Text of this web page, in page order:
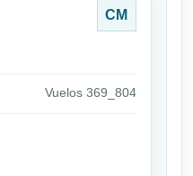
CM
Vuelos 369_804